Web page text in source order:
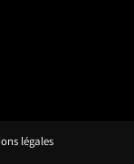
légales